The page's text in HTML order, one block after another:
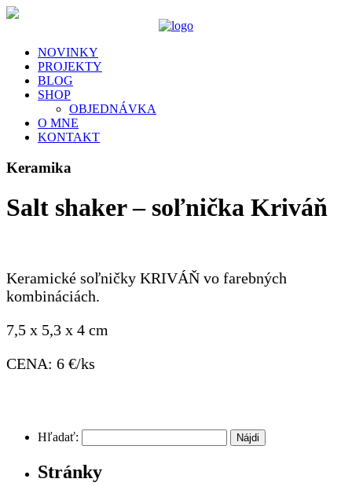
NOVINKY
PROJEKTY
BLOG
SHOP
OBJEDNÁVKA
O MNE
KONTAKT
Keramika
Salt shaker – soľnička Kriváň
Keramické soľničky KRIVÁŇ vo farebných
kombináciách.
7,5 x 5,3 x 4 cm
CENA: 6 €/ks
Hľadať:
Stránky